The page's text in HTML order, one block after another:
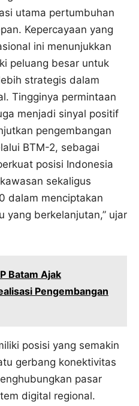
utama pertumbuhan
Kepercayaan yang
ini menunjukkan
peluang besar untuk
strategis dalam
Tingginya permintaan
menjadi sinyal positif
pengembangan
BTM-2, sebagai
posisi Indonesia
sekaligus
dalam menciptakan
yang berkelanjutan,” ujar
Batam Ajak
Pengembangan
posisi yang semakin
gerbang konektivitas
pasar
digital regional.